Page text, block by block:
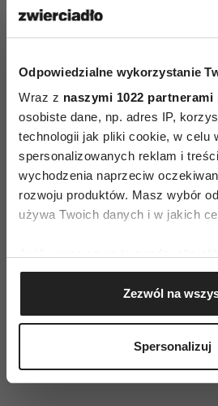
Odpowiedzialne wykorzystanie
Wraz z naszymi 1022 partnerami
osobiste dane, np. adres IP,
technologii jak pliki cookie, w celu
spersonalizowanych reklam i
wychodzenia naprzeciw
rozwoju produktów. Masz wybór
używa Twoich danych i w jakich
Gromadzić dane
geograficznej z dokładnością
Identyfikować Twoje
(fingerprinting, czyli wirtualny
Zezwól na
Spersonalizuj
Bułkę kroję w poprzek na małe
grzybową pastą.
Ostatnie czynności!
Smaruję kromeczki pasta z
jednym plastrze uprażonego
resztą rozmarynu z patelni. Na
jeszcze jedną mała kropkę past
"przyczepiam" jedną fasolkę.
Odrobina soli na koniec.
Kanapki zwłaszcza ułożone
jak Pięciu Muszkieterów.
Ta kanapka potrzebuje trochę